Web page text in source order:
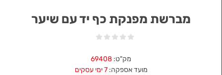
מברשת מפנקת כף יד עם שיער
מק"ט: 69408
מועד אספקה: 7 ימי עסקים